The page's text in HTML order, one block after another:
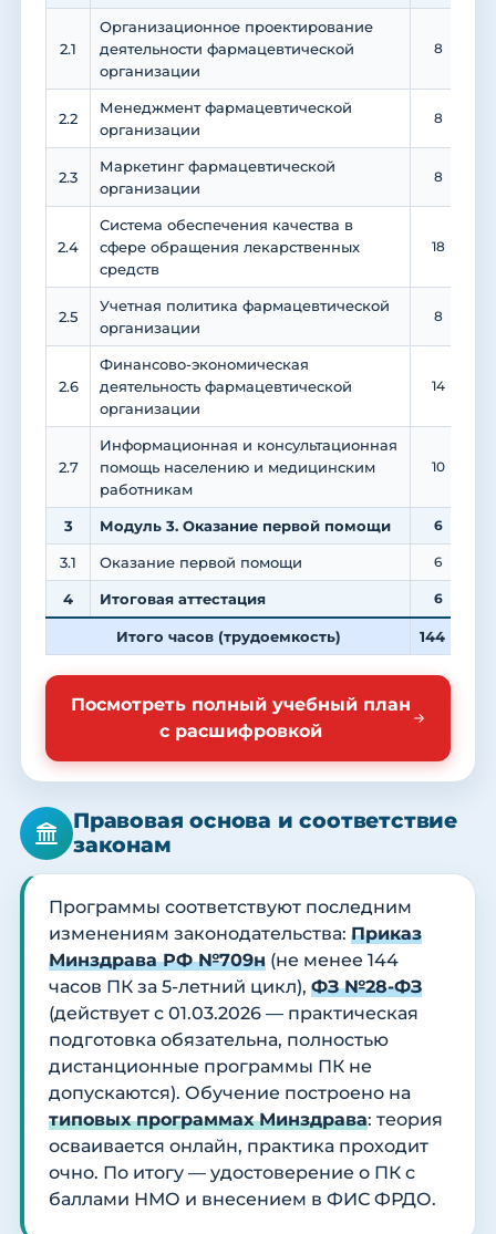
2.1
Организационное проектирование
деятельности фармацевтической
организации
8
2.2
Менеджмент фармацевтической
организации
8
2.3
Маркетинг фармацевтической
организации
8
2.4
Система обеспечения качества в
сфере обращения лекарственных
средств
18
2.5
Учетная политика фармацевтической
организации
8
2.6
Финансово-экономическая
деятельность фармацевтической
организации
14
2.7
Информационная и консультационная
помощь населению и медицинским
работникам
10
3 Модуль 3. Оказание первой помощи 6
3.1 Оказание первой помощи 6
4 Итоговая аттестация 6
Итого часов (трудоемкость) 144
Посмотреть полный учебный план
с расшифровкой
Правовая основа и соответствие
законам
Программы соответствуют последним
изменениям законодательства: Приказ
Минздрава РФ №709н (не менее 144
часов ПК за 5-летний цикл), ФЗ №28-ФЗ
(действует с 01.03.2026 — практическая
подготовка обязательна, полностью
дистанционные программы ПК не
допускаются). Обучение построено на
типовых программах Минздрава: теория
осваивается онлайн, практика проходит
очно. По итогу — удостоверение о ПК с
баллами НМО и внесением в ФИС ФРДО.